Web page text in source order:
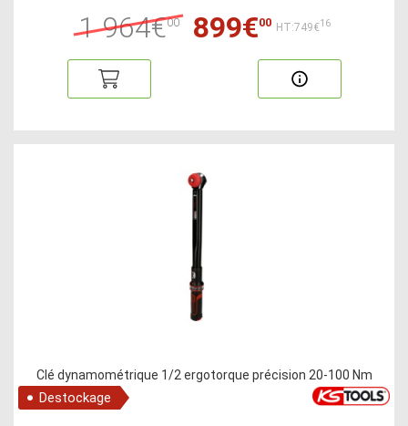
1 964€00 899€00 HT:749€16
Clé dynamométrique 1/2 ergotorque précision 20-100 Nm
Destockage